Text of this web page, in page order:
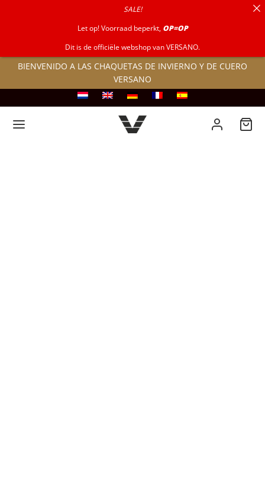
BIENVENIDO A LAS CHAQUETAS DE INVIERNO Y DE CUERO
VERSANO
SALE!
Let op! Voorraad beperkt, OP=OP
Dit is de officiële webshop van VERSANO.